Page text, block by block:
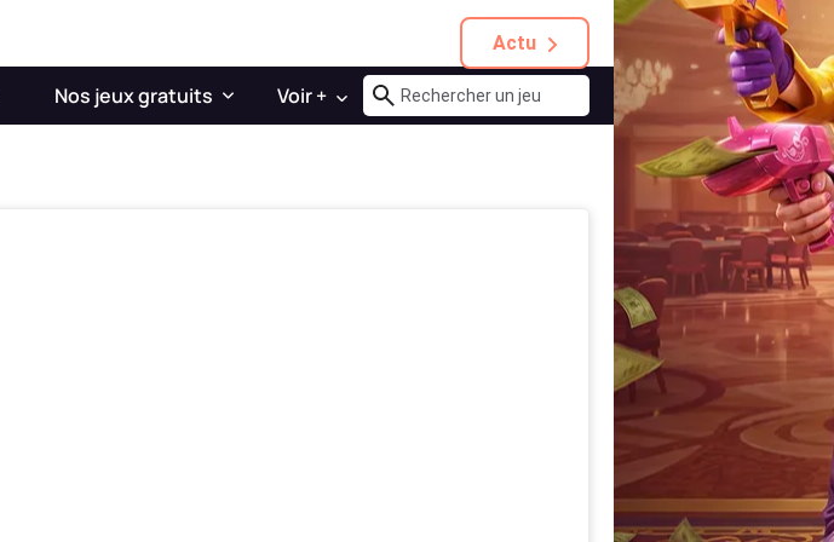
Actu
Nos jeux gratuits Voir +